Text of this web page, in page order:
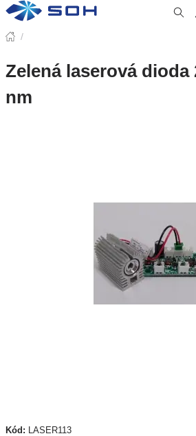
/
Zelená laserová dioda
nm
Kód: LASER113